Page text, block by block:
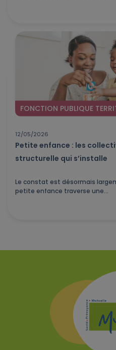
FONCTION PUBLIQUE
12/05/2026
Petite enfance : les
structurelle qui s’installe
Le constat est désormais
petite enfance traverse une...